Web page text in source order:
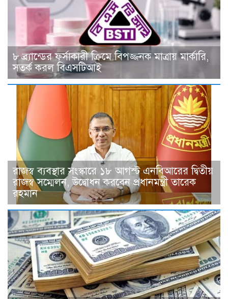
৮ ব্র্যান্ডের ফর্সাকারী ক্রিমে বিপজ্জনক মাত্রায় মার্কারি,
সতর্ক করল বিএসটিআই
রাজস্ব ব্যবস্থার সংস্কারে ১৮ আগস্ট এনবিআরের দ্বিতীয়
রাজস্ব সম্মেলন, উদ্বোধন করবেন প্রধানমন্ত্রী তারেক
রহমান